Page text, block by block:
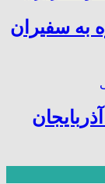
به سفیران